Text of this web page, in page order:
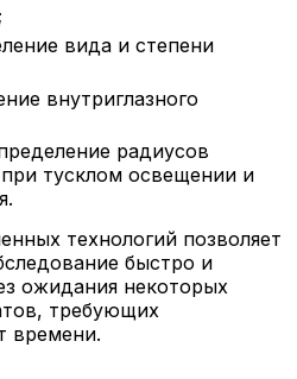
вида и степени
внутриглазного
радиусов
тусклом освещении и
технологий позволяет
быстро и
ожидания некоторых
требующих
времени.